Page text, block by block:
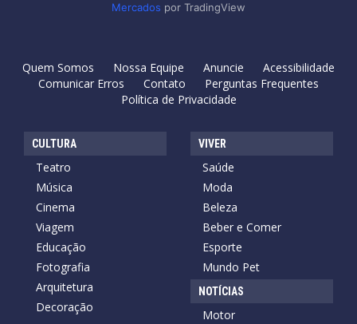
Mercados por TradingView
Quem Somos Nossa Equipe Anuncie
Acessibilidade
Comunicar Erros
Contato
Perguntas Frequentes
Política de Privacidade
CULTURA
Teatro
Música
Cinema
Viagem
Educação
Fotografia
Arquitetura
Decoração
VIVER
Saúde
Moda
Beleza
Beber e Comer
Esporte
Mundo Pet
NOTÍCIAS
Motor